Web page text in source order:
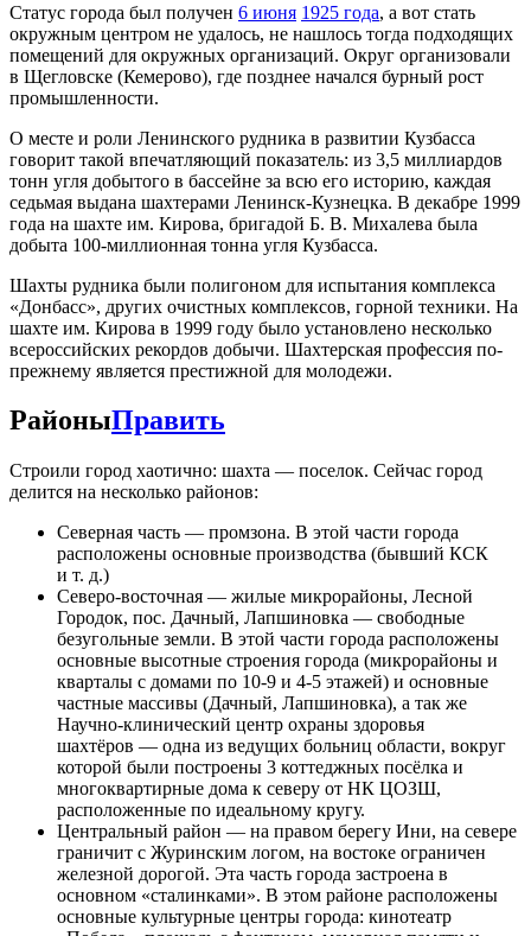
Статус города был получен 6 июня 1925 года, а вот стать
окружным центром не удалось, не нашлось тогда подходящих
помещений для окружных организаций. Округ организовали
в Щегловске (Кемерово), где позднее начался бурный рост
промышленности.
О месте и роли Ленинского рудника в развитии Кузбасса
говорит такой впечатляющий показатель: из 3,5 миллиардов
тонн угля добытого в бассейне за всю его историю, каждая
седьмая выдана шахтерами Ленинск-Кузнецка. В декабре 1999
года на шахте им. Кирова, бригадой Б. В. Михалева была
добыта 100-миллионная тонна угля Кузбасса.
Шахты рудника были полигоном для испытания комплекса
«Донбасс», других очистных комплексов, горной техники. На
шахте им. Кирова в 1999 году было установлено несколько
всероссийских рекордов добычи. Шахтерская профессия по-
прежнему является престижной для молодежи.
РайоныПравить
Строили город хаотично: шахта — поселок. Сейчас город
делится на несколько районов:
Северная часть — промзона. В этой части города
расположены основные производства (бывший КСК
и т. д.)
Северо-восточная — жилые микрорайоны, Лесной
Городок, пос. Дачный, Лапшиновка — свободные
безугольные земли. В этой части города расположены
основные высотные строения города (микрорайоны и
кварталы с домами по 10-9 и 4-5 этажей) и основные
частные массивы (Дачный, Лапшиновка), а так же
Научно-клинический центр охраны здоровья
шахтёров — одна из ведущих больниц области, вокруг
которой были построены 3 коттеджных посёлка и
многоквартирные дома к северу от НК ЦОЗШ,
расположенные по идеальному кругу.
Центральный район — на правом берегу Ини, на севере
граничит с Журинским логом, на востоке ограничен
железной дорогой. Эта часть города застроена в
основном «сталинками». В этом районе расположены
основные культурные центры города: кинотеатр